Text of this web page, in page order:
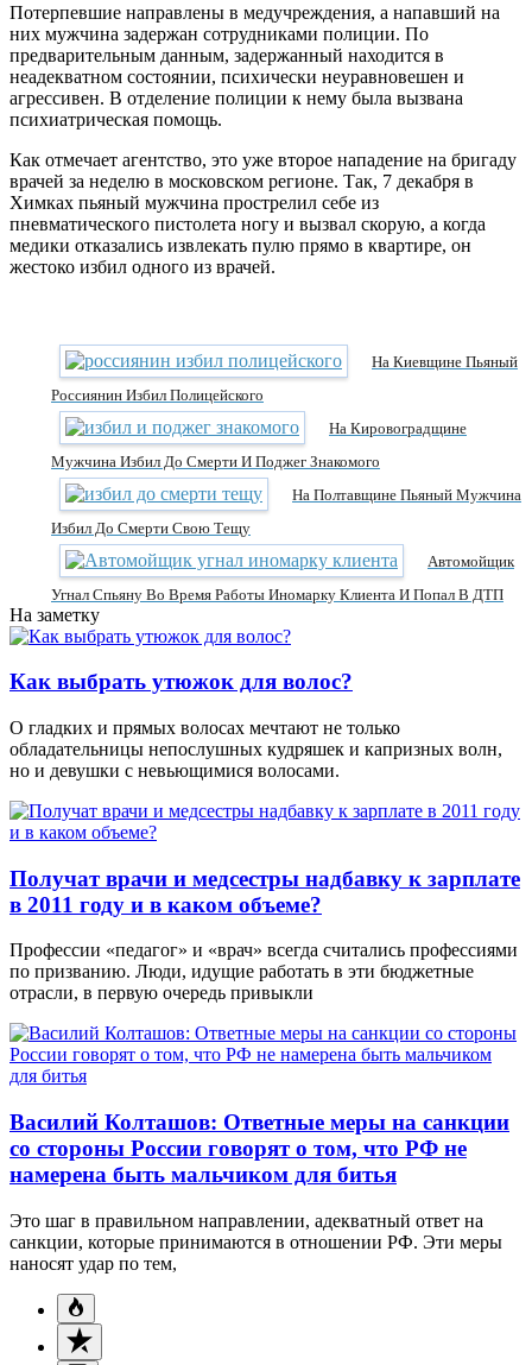
Потерпевшие направлены в медучреждения, а напавший на
них мужчина задержан сотрудниками полиции. По
предварительным данным, задержанный находится в
неадекватном состоянии, психически неуравновешен и
агрессивен. В отделение полиции к нему была вызвана
психиатрическая помощь.
Как отмечает агентство, это уже второе нападение на бригаду
врачей за неделю в московском регионе. Так, 7 декабря в
Химках пьяный мужчина прострелил себе из
пневматического пистолета ногу и вызвал скорую, а когда
медики отказались извлекать пулю прямо в квартире, он
жестоко избил одного из врачей.
На Киевщине Пьяный
Россиянин Избил Полицейского
На Кировоградщине
Мужчина Избил До Смерти И Поджег Знакомого
На Полтавщине Пьяный Мужчина
Избил До Смерти Свою Тещу
Автомойщик
Угнал Спьяну Во Время Работы Иномарку Клиента И Попал В ДТП
На заметку
Как выбрать утюжок для волос?
О гладких и прямых волосах мечтают не только
обладательницы непослушных кудряшек и капризных волн,
но и девушки с невьющимися волосами.
Получат врачи и медсестры надбавку к зарплате
в 2011 году и в каком объеме?
Профессии «педагог» и «врач» всегда считались профессиями
по призванию. Люди, идущие работать в эти бюджетные
отрасли, в первую очередь привыкли
Василий Колташов: Ответные меры на санкции
со стороны России говорят о том, что РФ не
намерена быть мальчиком для битья
Это шаг в правильном направлении, адекватный ответ на
санкции, которые принимаются в отношении РФ. Эти меры
наносят удар по тем,